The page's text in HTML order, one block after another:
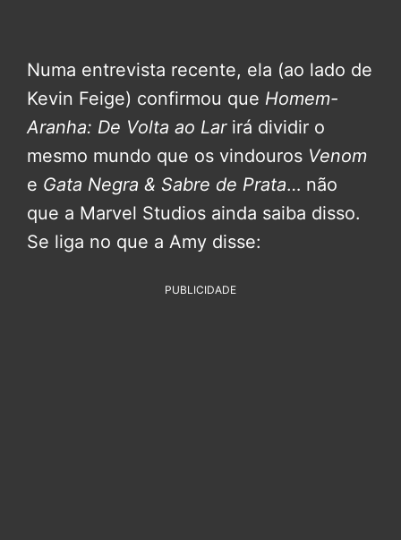
Numa entrevista recente, ela (ao lado de
Kevin Feige) confirmou que Homem-
Aranha: De Volta ao Larirá dividir o
mesmo mundo que os vindouros Venom
e Gata Negra & Sabre de Prata… não
que a Marvel Studios ainda saiba disso.
Se liga no que a Amy disse:
PUBLICIDADE